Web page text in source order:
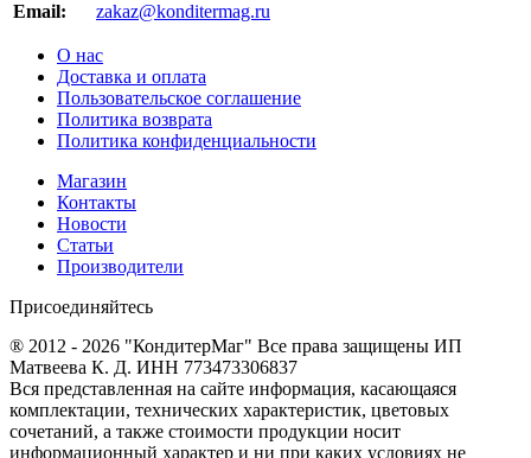
Email:
zakaz@konditermag.ru
О нас
Доставка и оплата
Пользовательское соглашение
Политика возврата
Политика конфиденциальности
Магазин
Контакты
Новости
Статьи
Производители
Присоединяйтесь
® 2012 - 2026 "КондитерМаг" Все права защищены ИП
Матвеева К. Д. ИНН 773473306837
Вся представленная на сайте информация, касающаяся
комплектации, технических характеристик, цветовых
сочетаний, а также стоимости продукции носит
информационный характер и ни при каких условиях не